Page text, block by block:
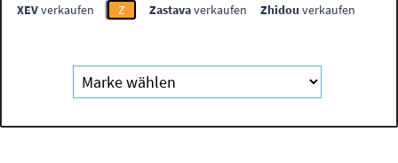
XEVverkaufen Z Zastavaverkaufen Zhidou verkaufen